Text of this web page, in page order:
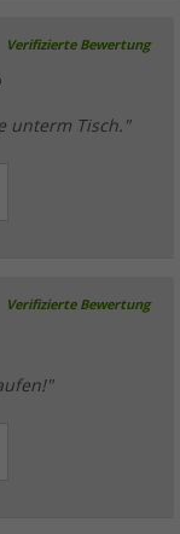
Verifizierte Bewertung
unterm Tisch."
Verifizierte Bewertung